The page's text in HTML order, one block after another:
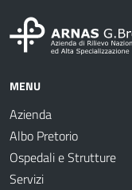
MENU
Azienda
Albo Pretorio
Ospedali e Strutture
Servizi